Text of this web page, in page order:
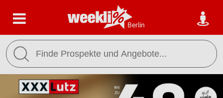
Berlin